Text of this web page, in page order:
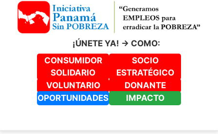
Saltar
contenido
¡ÚNETE YA! -> COMO:
CONSUMIDOR
SOLIDARIO
SOCIO
ESTRATÉGICO
VOLUNTARIO
DONANTE
OPORTUNIDADES
IMPACTO